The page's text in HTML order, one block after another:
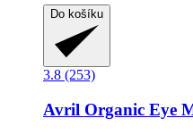
Do košíku
3.8 (253)
Avril Organic Eye